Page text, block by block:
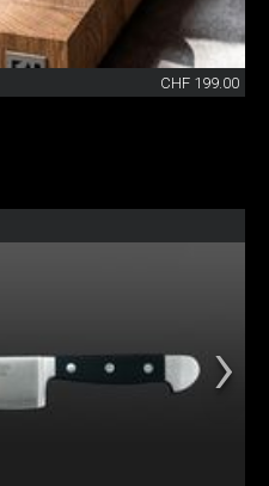
CHF 199.00